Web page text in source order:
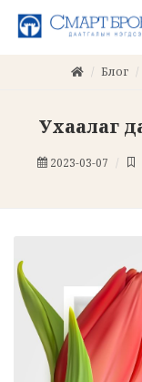
Блог
Ухаалаг
2023-03-07